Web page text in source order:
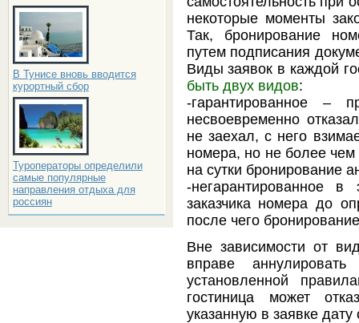
В Тунисе вновь вводится
курортный сбор
Туроператоры определили
самые популярные
направления отдыха для
россиян
некоторые моменты
Так, бронирование
путем подписания
Виды заявок в каждой
быть двух видов:
-гарантированное –
несвоевременно
не заехал, с него
номера, но не более
на сутки бронирование
-негарантированное в
заказчика номера до
после чего
Вне зависимости от
вправе
установленной
гостиница может
указанную в заявке